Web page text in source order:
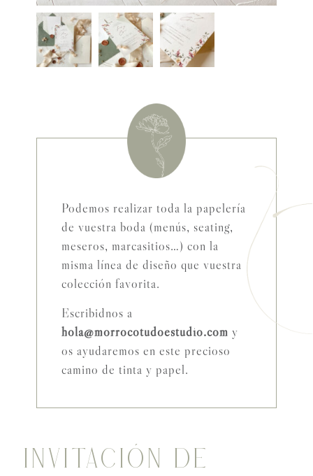
Podemos realizar toda la papelería
de vuestra boda (menús, seating,
meseros, marcasitios…) con la
misma línea de diseño que vuestra
colección favorita.
Escribidnos a
hola@morrocotudoestudio.com y
os ayudaremos en este precioso
camino de tinta y papel.
INVITACIÓN DE